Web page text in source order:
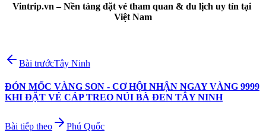
Vintrip.vn – Nền tảng đặt vé tham quan & du lịch uy tín tại
Việt Nam
Bài trướcTây Ninh
ĐÓN MỐC VÀNG SON - CƠ HỘI NHẬN NGAY VÀNG 9999
KHI ĐẶT VÉ CÁP TREO NÚI BÀ ĐEN TÂY NINH
Bài tiếp theo Phú Quốc